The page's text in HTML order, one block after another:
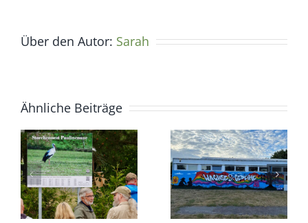
Über den Autor: Sarah
Ähnliche Beiträge